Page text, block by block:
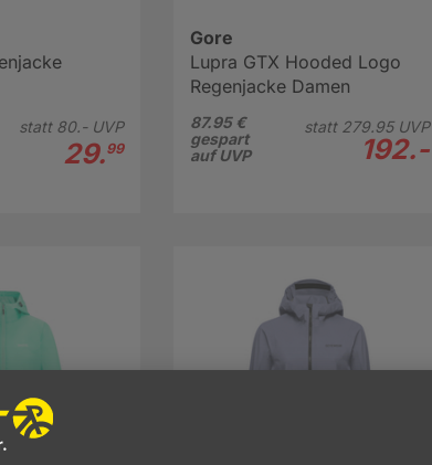
statt 80.-UVP
29.99
Gore
Lupra GTX Hooded Logo
Regenjacke Damen
87.95 €
gespart
auf UVP
statt 279.95UVP
192.-